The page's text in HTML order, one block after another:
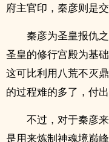
府主官印，秦彦则是
秦彦为圣皇报仇
圣皇的修行宫殿为基
这可比利用八荒不灭
的过程难的多了，付
不过，对于秦彦
是用来炼制神魂境巅